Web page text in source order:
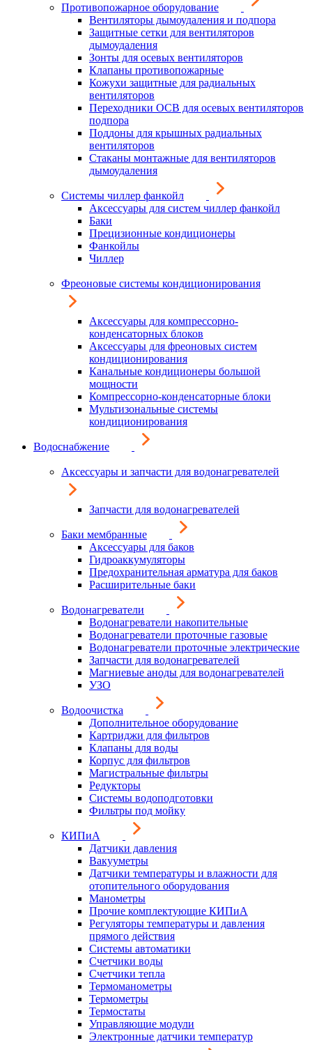
Противопожарное оборудование
Вентиляторы дымоудаления и подпора
Защитные сетки для вентиляторов
дымоудаления
Зонты для осевых вентиляторов
Клапаны противопожарные
Кожухи защитные для радиальных
вентиляторов
Переходники ОСВ для осевых вентиляторов
подпора
Поддоны для крышных радиальных
вентиляторов
Стаканы монтажные для вентиляторов
дымоудаления
Системы чиллер фанкойл
Аксессуары для систем чиллер фанкойл
Баки
Прецизионные кондиционеры
Фанкойлы
Чиллер
Фреоновые системы кондиционирования
Аксессуары для компрессорно-
конденсаторных блоков
Аксессуары для фреоновых систем
кондиционирования
Канальные кондиционеры большой
мощности
Компрессорно-конденсаторные блоки
Мультизональные системы
кондиционирования
Водоснабжение
Аксессуары и запчасти для водонагревателей
Запчасти для водонагревателей
Баки мембранные
Аксессуары для баков
Гидроаккумуляторы
Предохранительная арматура для баков
Расширительные баки
Водонагреватели
Водонагреватели накопительные
Водонагреватели проточные газовые
Водонагреватели проточные электрические
Запчасти для водонагревателей
Магниевые аноды для водонагревателей
УЗО
Водоочистка
Дополнительное оборудование
Картриджи для фильтров
Клапаны для воды
Корпус для фильтров
Магистральные фильтры
Редукторы
Системы водоподготовки
Фильтры под мойку
КИПиА
Датчики давления
Вакууметры
Датчики температуры и влажности для
отопительного оборудования
Манометры
Прочие комплектующие КИПиА
Регуляторы температуры и давления
прямого действия
Системы автоматики
Счетчики воды
Счетчики тепла
Термоманометры
Термометры
Термостаты
Управляющие модули
Электронные датчики температур